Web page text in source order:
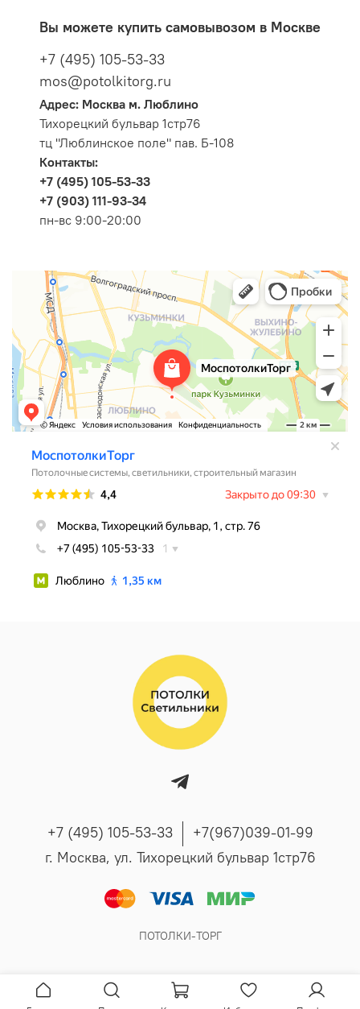
Вы можете купить самовывозом в Москве
+7 (495) 105-53-33
mos@potolkitorg.ru
Адрес: Москва м. Люблино
Тихорецкий бульвар 1стр76
тц "Люблинское поле" пав. Б-108
Контакты:
+7 (495) 105-53-33
+7 (903) 111-93-34
пн-вс 9:00-20:00
+7 (495) 105-53-33
+7(967)039-01-99
г. Москва, ул. Тихорецкий бульвар 1стр76
ПОТОЛКИ-ТОРГ